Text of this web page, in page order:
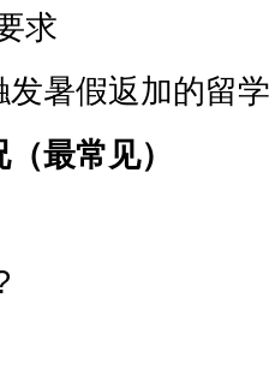
求
暑假返加的留
最常见）